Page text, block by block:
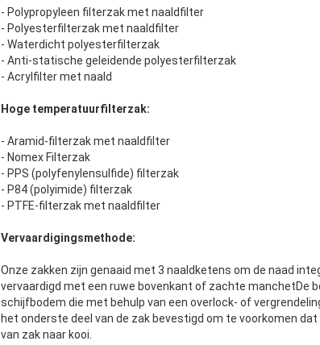
- Polypropyleen filterzak met naaldfilter
- Polyesterfilterzak met naaldfilter
- Waterdicht polyesterfilterzak
- Anti-statische geleidende polyesterfilterzak
- Acrylfilter met naald
Hoge temperatuurfilterzak:
- Aramid-filterzak met naaldfilter
- Nomex Filterzak
- PPS (polyfenylensulfide) filterzak
- P84 (polyimide) filterzak
- PTFE-filterzak met naaldfilter
Vervaardigingsmethode:
Onze zakken zijn genaaid met 3 naaldketens om de naad
vervaardigd met een ruwe bovenkant of zachte manchetDe
schijfbodem die met behulp van een overlock- of
het onderste deel van de zak bevestigd om te voorkomen
van zak naar kooi.